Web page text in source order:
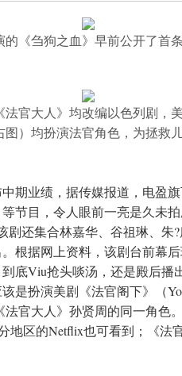
的《刍狗之血》早前公开了首
官大人》均改编以色列剧，
图）均扮演法官角色，为拯救
中期业绩，据传媒报道，电盈
等节目，令人眼前一亮是久未
剧还集合林嘉华、谷祖琳、朱
根据网上资料，该剧台前幕
底Viu抢头啖汤，还是殿后播
是扮演美剧《法官阁下》（
法官大人》孙贤周的同一角色
地区的Netflix也可看到；《法